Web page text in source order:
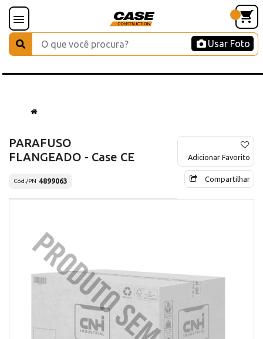
Usar Foto
PARAFUSO
FLANGEADO - Case CE
Cód./PN 4899063
Adicionar Favorito
Compartilhar